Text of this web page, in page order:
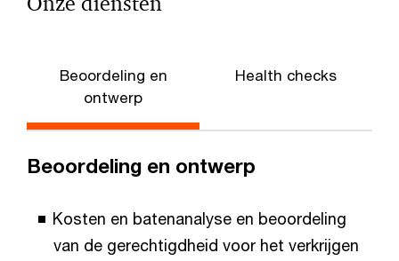
Beoordeling en
ontwerp
Health checks
Beoordeling en ontwerp
Kosten en batenanalyse en beoordeling
van de gerechtigdheid voor het verkrijgen